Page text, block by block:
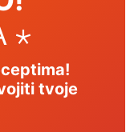
⋆
tvoje